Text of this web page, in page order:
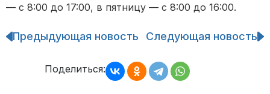
— с 8:00 до 17:00, в пятницу — с 8:00 до 16:00.
Навигация
записям
Предыдующая новость Следующая новость
Поделиться: